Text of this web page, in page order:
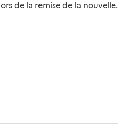
de la remise de la nouvelle.